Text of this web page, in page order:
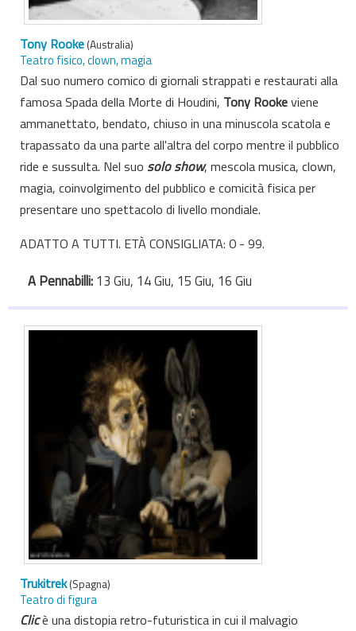
Tony Rooke(Australia)
Teatro fisico, clown, magia
Dal suo numero comico di giornali strappati e restaurati alla
famosa Spada della Morte di Houdini, Tony Rookeviene
ammanettato, bendato, chiuso in una minuscola scatola e
trapassato da una parte all'altra del corpo mentre il pubblico
ride e sussulta. Nel suo solo show, mescola musica, clown,
magia, coinvolgimento del pubblico e comicità fisica per
presentare uno spettacolo di livello mondiale.
ADATTO A TUTTI. ETÀ CONSIGLIATA: 0 - 99.
A Pennabilli: 13 Giu, 14 Giu, 15 Giu, 16 Giu
Trukitrek(Spagna)
Teatro di figura
Clicè una distopia retro-futuristica in cui il malvagio